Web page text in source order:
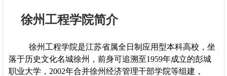
徐州工程学院简介
徐州工程学院是江苏省属全日制应用型本科高校，坐
落于历史文化名城徐州，前身可追溯至1959年成立的彭城
职业大学，2002年合并徐州经济管理干部学院等组建，